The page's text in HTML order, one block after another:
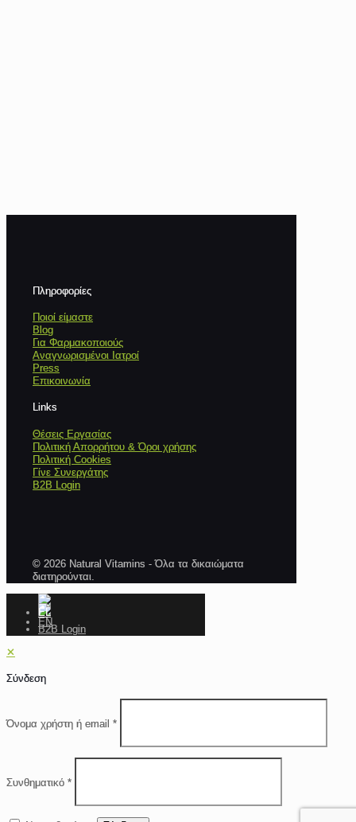
Πληροφορίες
Ποιοί είμαστε
Blog
Για Φαρμακοποιούς
Αναγνωρισμένοι Ιατροί
Press
Επικοινωνία
Links
Θέσεις Εργασίας
Πολιτική Απορρήτου & Όροι χρήσης
Πολιτική Cookies
Γίνε Συνεργάτης
B2B Login
© 2026 Natural Vitamins - Όλα τα δικαιώματα
διατηρούνται.
B2B Login
✕
Σύνδεση
Όνομα χρήστη ή email *
Συνθηματικό *